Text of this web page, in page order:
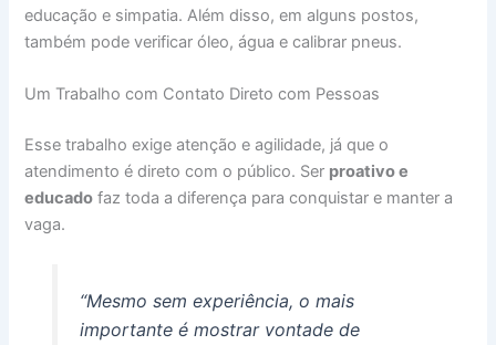
educação e simpatia. Além disso, em alguns postos,
também pode verificar óleo, água e calibrar pneus.
Um Trabalho com Contato Direto com Pessoas
Esse trabalho exige atenção e agilidade, já que o
atendimento é direto com o público. Ser proativo e
educado faz toda a diferença para conquistar e manter a
vaga.
“Mesmo sem experiência, o mais
importante é mostrar vontade de